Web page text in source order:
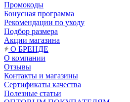
Промокоды
Бонусная программа
Рекомендации по уходу
Подбор размера
Акции магазина
О БРЕНДЕ
О компании
Отзывы
Контакты и магазины
Сертификаты качества
Полезные статьи